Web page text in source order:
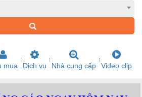
mua Dịch vụ Nhà cung cấp Video clip